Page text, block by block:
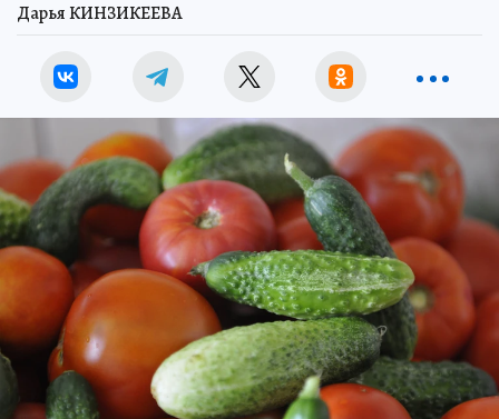
Дарья КИНЗИКЕЕВА